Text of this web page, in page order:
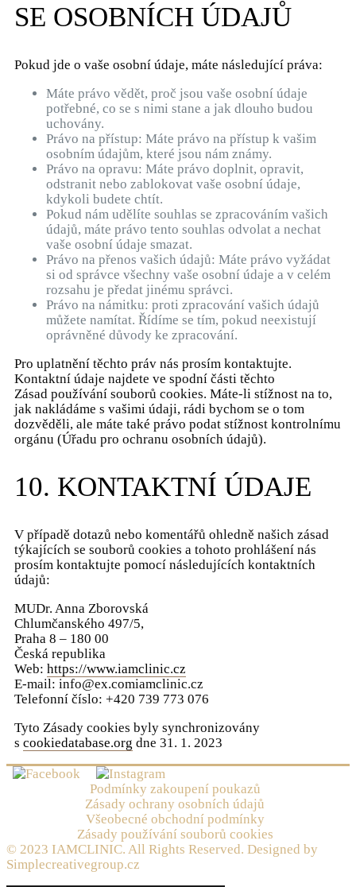
SE OSOBNÍCH ÚDAJŮ
Pokud jde o vaše osobní údaje, máte následující práva:
Máte právo vědět, proč jsou vaše osobní údaje
potřebné, co se s nimi stane a jak dlouho budou
uchovány.
Právo na přístup: Máte právo na přístup k vašim
osobním údajům, které jsou nám známy.
Právo na opravu: Máte právo doplnit, opravit,
odstranit nebo zablokovat vaše osobní údaje,
kdykoli budete chtít.
Pokud nám udělíte souhlas se zpracováním vašich
údajů, máte právo tento souhlas odvolat a nechat
vaše osobní údaje smazat.
Právo na přenos vašich údajů: Máte právo vyžádat
si od správce všechny vaše osobní údaje a v celém
rozsahu je předat jinému správci.
Právo na námitku: proti zpracování vašich údajů
můžete namítat. Řídíme se tím, pokud neexistují
oprávněné důvody ke zpracování.
Pro uplatnění těchto práv nás prosím kontaktujte.
Kontaktní údaje najdete ve spodní části těchto
Zásad používání souborů cookies. Máte-li stížnost na to,
jak nakládáme s vašimi údaji, rádi bychom se o tom
dozvěděli, ale máte také právo podat stížnost kontrolnímu
orgánu (Úřadu pro ochranu osobních údajů).
10. KONTAKTNÍ ÚDAJE
V případě dotazů nebo komentářů ohledně našich zásad
týkajících se souborů cookies a tohoto prohlášení nás
prosím kontaktujte pomocí následujících kontaktních
údajů:
MUDr. Anna Zborovská
Chlumčanského 497/5,
Praha 8 – 180 00
Česká republika
Web: https://www.iamclinic.cz
E-mail: info@ex.comiamclinic.cz
Telefonní číslo: +420 739 773 076
Tyto Zásady cookies byly synchronizovány
s cookiedatabase.org dne 31. 1. 2023
Podmínky zakoupení poukazů
Zásady ochrany osobních údajů
Všeobecné obchodní podmínky
Zásady používání souborů cookies
© 2023 IAMCLINIC. All Rights Reserved. Designed by
Simplecreativegroup.cz